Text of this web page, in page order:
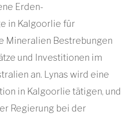
Erden-
in Kalgoorlie für
Mineralien Bestrebungen
und Investitionen im
an. Lynas wird eine
in Kalgoorlie tätigen, und
Regierung bei der